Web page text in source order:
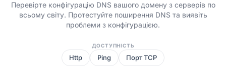
Перевірте конфігурацію DNS вашого домену з серверів по
всьому світу. Протестуйте поширення DNS та виявіть
проблеми з конфігурацією.
ДОСТУПНІСТЬ
Http Ping Порт TCP